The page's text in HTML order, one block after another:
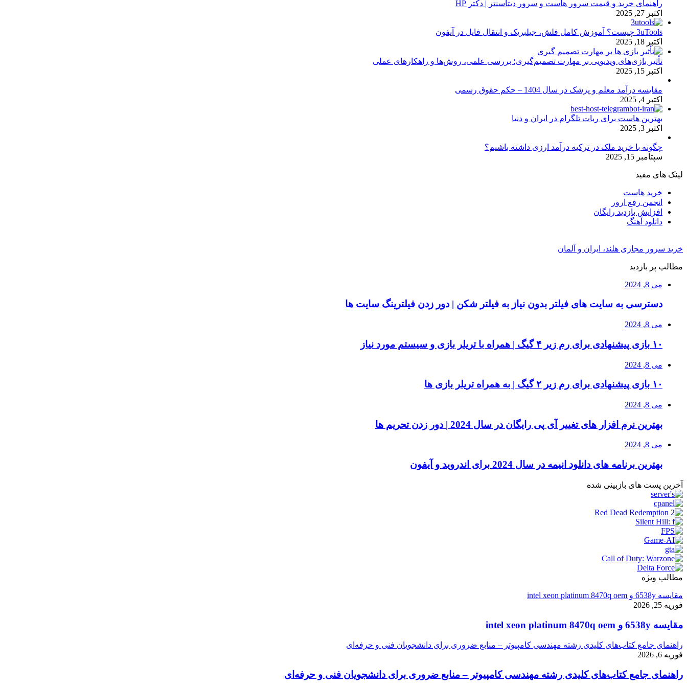
راهنمای خرید و قیمت سرور هاست و سرور دیتاسنتر | دکتر HP
اکتبر 27, 2025
3uTools چیست؟ آموزش کامل فلش، جیلبریک و انتقال فایل در آیفون
اکتبر 18, 2025
تأثیر بازی‌های ویدیویی بر مهارت تصمیم‌گیری؛ بررسی علمی، روش‌ها و راهکارهای عملی
اکتبر 15, 2025
مقایسه درآمد معلم و پزشک در سال 1404 – حکم حقوق رسمی
اکتبر 4, 2025
بهترین هاست برای ربات تلگرام در ایران و دنیا
اکتبر 3, 2025
چگونه با خرید ملک در ترکیه درآمد ارزی داشته باشیم؟
سپتامبر 15, 2025
لینک های مفید
خرید هاست
انجمن رفع ارور
افزایش بازدید رایگان
دانلود آهنگ
خرید سرور مجازی هلند، ایران و آلمان
مطالب پر بازدید
می 8, 2024
دسترسی به سایت های فیلتر بدون نیاز به فیلتر شکن | دور زدن فیلترینگ سایت ها
می 8, 2024
۱۰ بازی پیشنهادی برای رم زیر ۴ گیگ | همراه با تریلر بازی و سیستم مورد نیاز
می 8, 2024
۱۰ بازی پیشنهادی برای رم زیر ۲ گیگ | به همراه تریلر بازی ها
می 8, 2024
بهترین نرم افزار های تغییر آی پی رایگان در سال 2024 | دور زدن تحریم ها
می 8, 2024
بهترین برنامه های دانلود انیمه در سال 2024 برای اندروید و آیفون
آخرین پست های بازبینی شده
مطالب ویژه
مقایسه 6538y و intel xeon platinum 8470q oem
فوریه 25, 2026
مقایسه 6538y و intel xeon platinum 8470q oem
راهنمای جامع کتاب‌های کلیدی رشته مهندسی کامپیوتر – منابع ضروری برای دانشجویان فنی و حرفه‌ای
فوریه 6, 2026
راهنمای جامع کتاب‌های کلیدی رشته مهندسی کامپیوتر – منابع ضروری برای دانشجویان فنی و حرفه‌ای